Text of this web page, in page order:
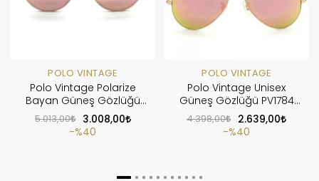
POLO VINTAGE
Polo Vintage Polarize
Bayan Güneş Gözlüğü
PV1823 C1
5.013,00
3.008,00
%40
POLO VINTAGE
Polo Vintage Unisex
Güneş Gözlüğü PV1784
C6
4.398,00
2.639,00
%40